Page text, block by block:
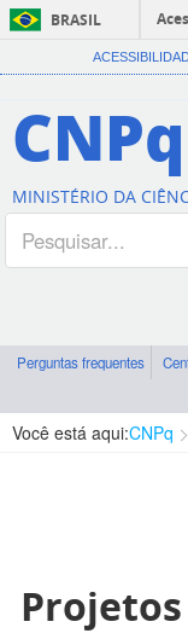
BRASIL
CNPq
MINISTÉRIO DA
Perguntas frequentes
Você está aqui:CNPq